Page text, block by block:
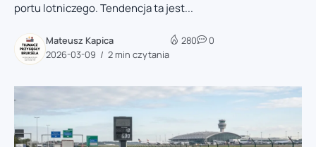
portu lotniczego. Tendencja ta jest...
Mateusz Kapica
2026-03-09
2 min czytania
280 0